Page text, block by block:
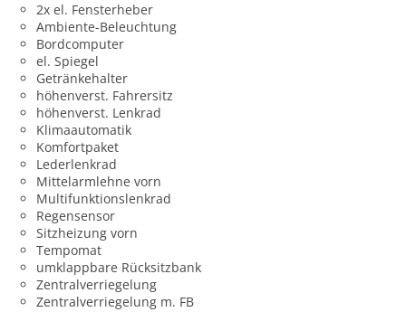
2x el. Fensterheber
Ambiente-Beleuchtung
Bordcomputer
el. Spiegel
Getränkehalter
höhenverst. Fahrersitz
höhenverst. Lenkrad
Klimaautomatik
Komfortpaket
Lederlenkrad
Mittelarmlehne vorn
Multifunktionslenkrad
Regensensor
Sitzheizung vorn
Tempomat
umklappbare Rücksitzbank
Zentralverriegelung
Zentralverriegelung m. FB